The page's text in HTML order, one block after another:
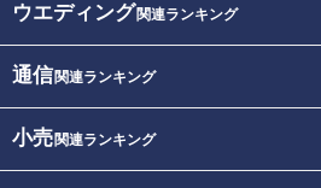
ウエディング関連ランキング
通信関連ランキング
小売関連ランキング